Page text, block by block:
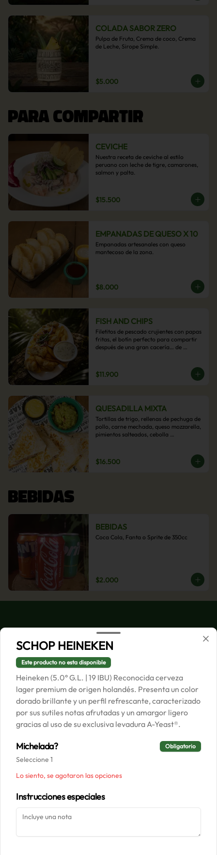
COLADA SABOR ZERO
Pulpa de Fruta, Crema de coco, Crema
de Leche, Sirope Simple.
$5.000
PARA COMPARTIR
CEVICHE
Nuestra receta de ceviche al estilo
peruano con leche de tigre, camarones,
salmon y palta.
$15.500
EMPANADAS DE QUESO X 10
Empanadas artesanales con queso
mantecoso de la zona.
$8.000
FISH AND CHIPS
Filetitos de pescado crujientes con papas
fritas, el botín perfecto para compartir
después de una gran cacería… de
$11.900
QUESADILLA MIXTA
Tortillas de trigo, rellenas de pechuga de
pollo, carne mechada, queso mozzarella,
pimientos salteados, cebolla
$16.500
BEBIDAS
BEBIDAS
Coca Cola, Fanta o Sprite de 350cc
$2.000
Conócenos
Despacho
Términos y condiciones
Política de privacidad
Redes sociales
Instagram
Facebook
Mi cuenta
Iniciar sesión
SCHOP HEINEKEN
Este producto no esta disponible
Heineken (5.0° G.L. | 19 IBU) Reconocida cerveza
lager premium de origen holandés. Presenta un color
dorado brillante y un perfil refrescante, caracterizado
por sus sutiles notas afrutadas y un amargor ligero
gracias al uso de su exclusiva levadura A-Yeast®.
Michelada? Obligatorio
Seleccione 1
Lo siento, se agotaron las opciones
Instrucciones especiales